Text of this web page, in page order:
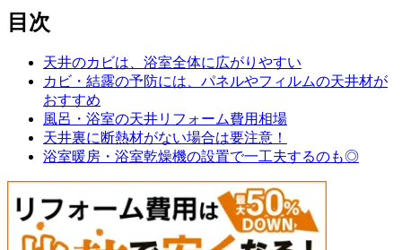
目次
天井のカビは、浴室全体に広がりやすい
カビ・結露の予防には、パネルやフィルムの天井材が
おすすめ
風呂・浴室の天井リフォーム費用相場
天井裏に断熱材がない場合は要注意！
浴室暖房・浴室乾燥機の設置で一工夫するのも◎